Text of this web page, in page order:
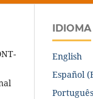
IDIOMA
English
Español